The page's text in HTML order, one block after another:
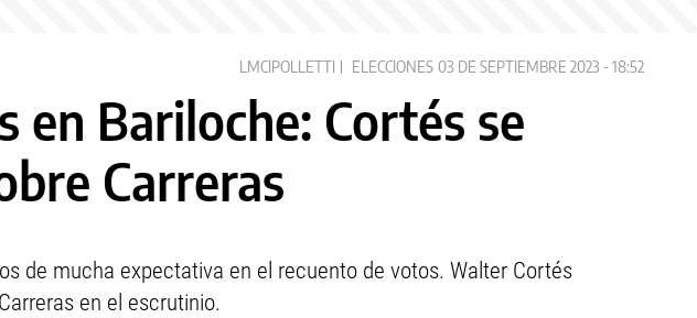
LMCIPOLLETTI ELECCIONES 03 DE SEPTIEMBRE 2023 - 18:52
en Bariloche: Cortés se
Carreras
de mucha expectativa en el recuento de votos. Walter Cortés
en el escrutinio.